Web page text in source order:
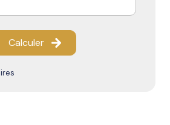
Calculer